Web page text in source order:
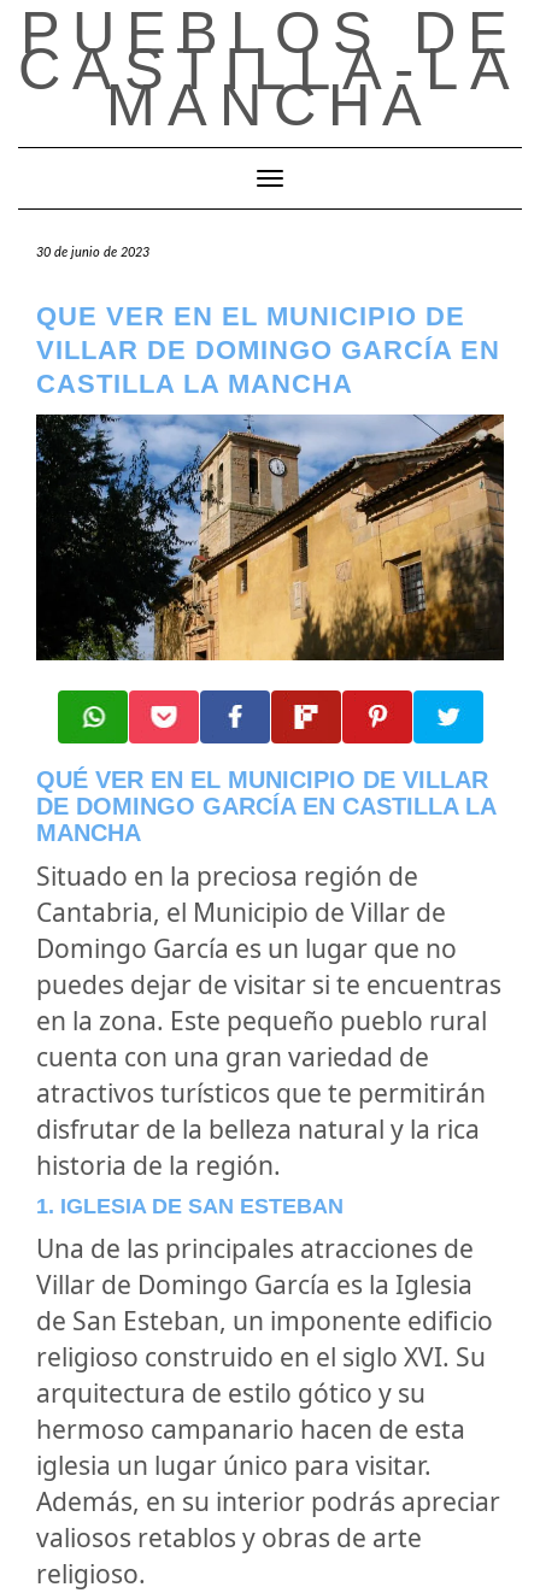
Saltar
contenido
PUEBLOS DE
CASTILLA-LA
MANCHA
Cambiar modo de navegación
30 de junio de 2023
QUE VER EN EL MUNICIPIO DE
VILLAR DE DOMINGO GARCÍA EN
CASTILLA LA MANCHA
QUÉ VER EN EL MUNICIPIO DE VILLAR
DE DOMINGO GARCÍA EN CASTILLA LA
MANCHA
Situado en la preciosa región de
Cantabria, el Municipio de Villar de
Domingo García es un lugar que no
puedes dejar de visitar si te encuentras
en la zona. Este pequeño pueblo rural
cuenta con una gran variedad de
atractivos turísticos que te permitirán
disfrutar de la belleza natural y la rica
historia de la región.
1. IGLESIA DE SAN ESTEBAN
Una de las principales atracciones de
Villar de Domingo García es la Iglesia
de San Esteban, un imponente edificio
religioso construido en el siglo XVI. Su
arquitectura de estilo gótico y su
hermoso campanario hacen de esta
iglesia un lugar único para visitar.
Además, en su interior podrás apreciar
valiosos retablos y obras de arte
religioso.